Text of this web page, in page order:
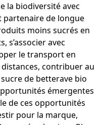
la biodiversité avec
partenaire de longue
moins sucrés en
s’associer avec
le transport en
contribuer au
de betterave bio
émergentes
de ces opportunités
pour la marque,